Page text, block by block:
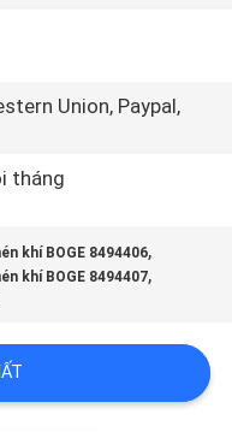
Union, Paypal,
tháng
khí BOGE 8494406,
khí BOGE 8494407,